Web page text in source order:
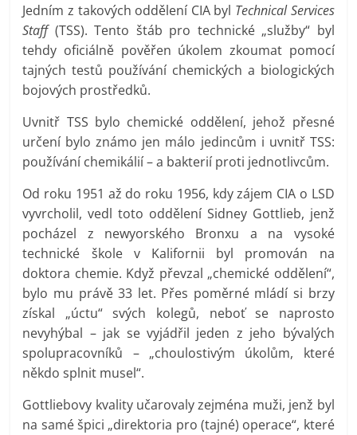
Jedním z takových oddělení CIA byl Technical Services
Staff(TSS). Tento štáb pro technické „služby“ byl
tehdy oficiálně pověřen úkolem zkoumat pomocí
tajných testů používání chemických a biologických
bojových prostředků.
Uvnitř TSS bylo chemické oddělení, jehož přesné
určení bylo známo jen málo jedincům i uvnitř TSS:
používání chemikálií – a bakterií proti jednotlivcům.
Od roku 1951 až do roku 1956, kdy zájem CIA o LSD
vyvrcholil, vedl toto oddělení Sidney Gottlieb, jenž
pocházel z newyorského Bronxu a na vysoké
technické škole v Kalifornii byl promován na
doktora chemie. Když převzal „chemické oddělení“,
bylo mu právě 33 let. Přes poměrné mládí si brzy
získal „úctu“ svých kolegů, neboť se naprosto
nevyhýbal – jak se vyjádřil jeden z jeho bývalých
spolupracovníků – „choulostivým úkolům, které
někdo splnit musel“.
Gottliebovy kvality učarovaly zejména muži, jenž byl
na samé špici „direktoria pro (tajné) operace“, které